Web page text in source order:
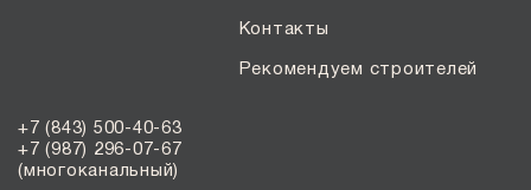
Контакты
Рекомендуем строителей
+7 (843) 500-40-63
+7 (987) 296-07-67
(многоканальный)